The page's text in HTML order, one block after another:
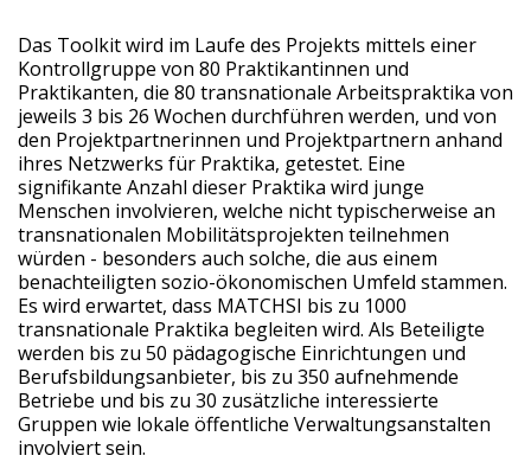
Das Toolkit wird im Laufe des Projekts mittels einer
Kontrollgruppe von 80 Praktikantinnen und
Praktikanten, die 80 transnationale Arbeitspraktika von
jeweils 3 bis 26 Wochen durchführen werden, und von
den Projektpartnerinnen und Projektpartnern anhand
ihres Netzwerks für Praktika, getestet. Eine
signifikante Anzahl dieser Praktika wird junge
Menschen involvieren, welche nicht typischerweise an
transnationalen Mobilitätsprojekten teilnehmen
würden - besonders auch solche, die aus einem
benachteiligten sozio-ökonomischen Umfeld stammen.
Es wird erwartet, dass MATCHSI bis zu 1000
transnationale Praktika begleiten wird. Als Beteiligte
werden bis zu 50 pädagogische Einrichtungen und
Berufsbildungsanbieter, bis zu 350 aufnehmende
Betriebe und bis zu 30 zusätzliche interessierte
Gruppen wie lokale öffentliche Verwaltungsanstalten
involviert sein.